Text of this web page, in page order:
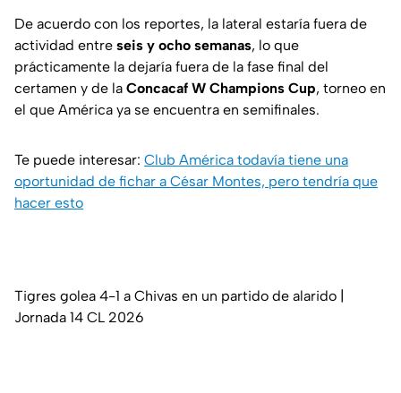
De acuerdo con los reportes, la lateral estaría fuera de
actividad entre seis y ocho semanas, lo que
prácticamente la dejaría fuera de la fase final del
certamen y de la Concacaf W Champions Cup, torneo en
el que América ya se encuentra en semifinales.
Te puede interesar: Club América todavía tiene una
oportunidad de fichar a César Montes, pero tendría que
hacer esto
Tigres golea 4-1 a Chivas en un partido de alarido |
Jornada 14 CL 2026